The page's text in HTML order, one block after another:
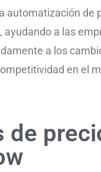
automatización de
ayudando a las
a los
en el
de